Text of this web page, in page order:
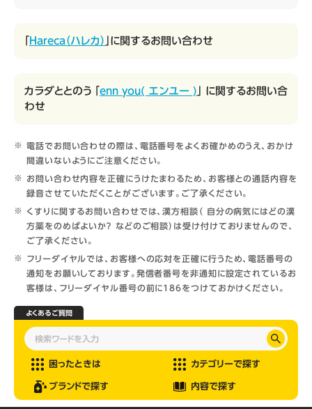
Hareca（ハレカ） 」に関するお問い合わせ
カラダととのう 「 enn you( エンユー ) 」 に関するお問い合
わせ
電話でお問い合わせの際は、電話番号をよくお確かめのうえ、おかけ
間違いないようにご注意ください。
お問い合わせ内容を正確にうけたまわるため、お客様との通話内容を
録音させていただくことがございます。ご了承ください。
くすりに関するお問い合わせでは、漢方相談（ 自分の病気にはどの漢
方薬をのめばよいか？ などのご相談）は受け付けておりませんので、
ご了承ください。
フリーダイヤルでは、お客様への応対を正確に行うため、電話番号の
通知をお願いしております。発信者番号を非通知に設定されているお
客様は、フリーダイヤル番号の前に186をつけておかけください。
よくあるご質問
困ったときは カテゴリーで探す
ブランドで探す 内容で探す